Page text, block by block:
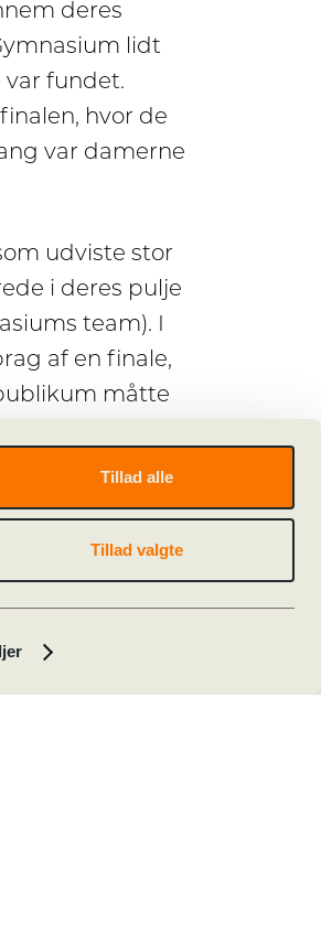
Tillad alle
Tillad valgte
deres
lidt
fundet.
hvor de
var damerne
udviste stor
i deres pulje
team). I
af en finale,
måtte
omme, kunne